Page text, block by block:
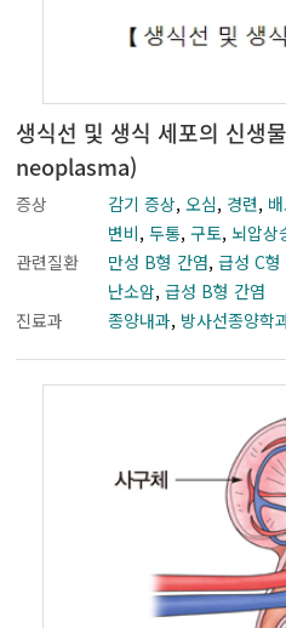
생식선 및 생식 세포의 신
neoplasma)
증상 감기 증상,오심, 경련,
변비,두통,구토, 뇌압상
관련질환
만성 B형 간염,급성 C형
난소암,급성 B형 간염
진료과
종양내과, 방사선종양학